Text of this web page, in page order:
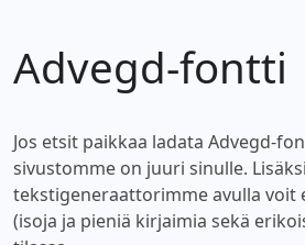
Advegd-fontti
Jos etsit paikkaa ladata Advegd-
sivustomme on juuri sinulle. Lisäksi
tekstigeneraattorimme avulla voit
(isoja ja pieniä kirjaimia sekä